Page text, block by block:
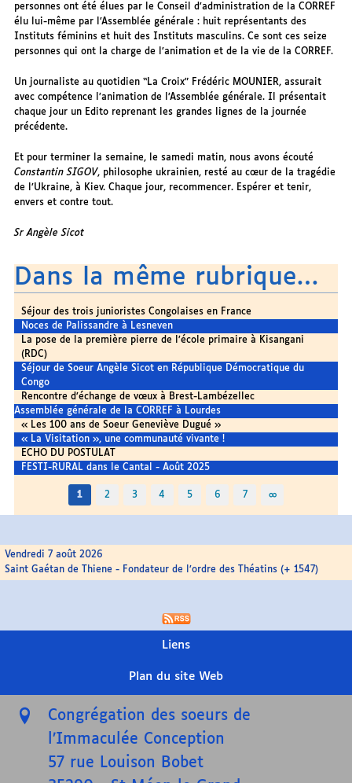
personnes ont été élues par le Conseil d’administration de la CORREF
élu lui-même par l’Assemblée générale : huit représentants des
Instituts féminins et huit des Instituts masculins. Ce sont ces seize
personnes qui ont la charge de l’animation et de la vie de la CORREF.
Un journaliste au quotidien “La Croix” Frédéric MOUNIER, assurait
avec compétence l’animation de l’Assemblée générale. Il présentait
chaque jour un Edito reprenant les grandes lignes de la journée
précédente.
Et pour terminer la semaine, le samedi matin, nous avons écouté
Constantin SIGOV, philosophe ukrainien, resté au cœur de la tragédie
de l’Ukraine, à Kiev. Chaque jour, recommencer. Espérer et tenir,
envers et contre tout.
Sr Angèle Sicot
Dans la même rubrique…
Séjour des trois junioristes Congolaises en France
Noces de Palissandre à Lesneven
La pose de la première pierre de l’école primaire à Kisangani
(RDC)
Séjour de Soeur Angèle Sicot en République Démocratique du
Congo
Rencontre d’échange de vœux à Brest-Lambézellec
Assemblée générale de la CORREF à Lourdes
« Les 100 ans de Soeur Geneviève Dugué »
« La Visitation », une communauté vivante !
ECHO DU POSTULAT
FESTI-RURAL dans le Cantal - Août 2025
1 2 3 4 5 6 7 ∞
Vendredi 7 août 2026
Saint Gaétan de Thiene - Fondateur de l’ordre des Théatins (+ 1547)
Liens
Plan du site Web
Congrégation des soeurs de
l’Immaculée Conception
57 rue Louison Bobet